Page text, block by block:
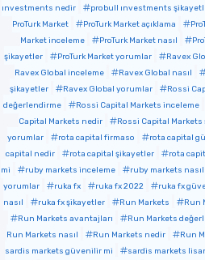
ınvestments nedir
probull ınvestments
ProTurk Market
ProTurk Market açıklama
Market inceleme
ProTurk Market nasıl
şikayetler
ProTurk Market yorumlar Ravex
Ravex Global inceleme
Ravex Global nasıl
şikayetler
Ravex Global yorumlar Rossi
değerlendirme
Rossi Capital Markets inceleme
Capital Markets nedir
Rossi Capital
yorumlar
rota capital firmaso rota capital
capital nedir
rota capital şikayetler rota
mi
ruby markets inceleme ruby markets nasıl
yorumlar
ruka fx ruka fx 2022 ruka fx
nasıl
ruka fx şikayetler Run Markets Run
Run Markets avantajları
Run Markets
Run Markets nasıl
Run Markets nedir Run
sardis markets güvenilir mi
sardis markets